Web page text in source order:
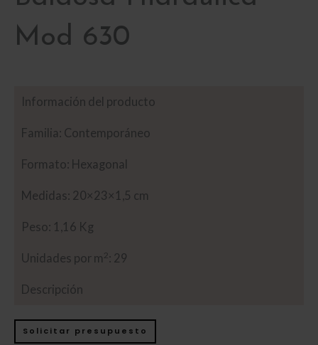
Mod 630
Información del producto
Familia: Contemporáneo
Formato: Hexagonal
Medidas: 20×23×1,5 cm
Peso: 1,16 Kg
Unidades por m 2: 29
Descripción
Solicitar presupuesto